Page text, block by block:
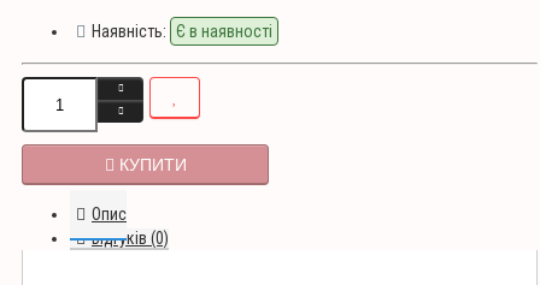
Наявність: Є в наявності
КУПИТИ
Опис
Відгуків (0)